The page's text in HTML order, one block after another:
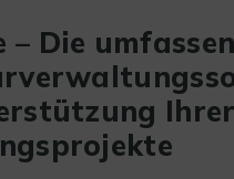
– Die
Ihrer